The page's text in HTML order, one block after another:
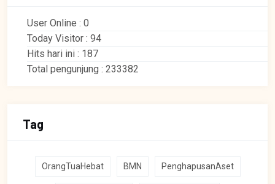
User Online : 0
Today Visitor : 94
Hits hari ini : 187
Total pengunjung : 233382
Tag
OrangTuaHebat BMN PenghapusanAset